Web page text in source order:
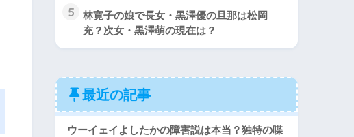
5
林寛子の娘で長女・黒澤優の旦那は松岡
充？次女・黒澤萌の現在は？
最近の記事
ウーイェイよしたかの障害説は本当？独特の喋